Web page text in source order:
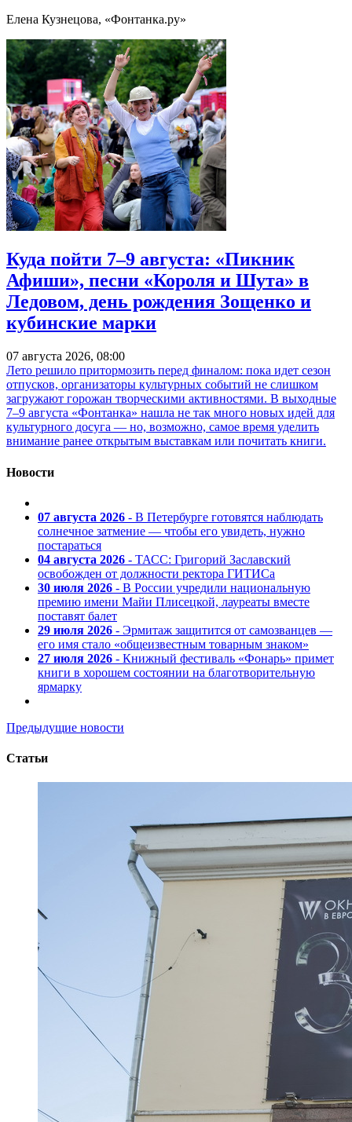
Елена Кузнецова, «Фонтанка.ру»
Куда пойти 7–9 августа: «Пикник
Афиши», песни «Короля и Шута» в
Ледовом, день рождения Зощенко и
кубинские марки
07 августа 2026, 08:00
Лето решило притормозить перед финалом: пока идет сезон
отпусков, организаторы культурных событий не слишком
загружают горожан творческими активностями. В выходные
7–9 августа «Фонтанка» нашла не так много новых идей для
культурного досуга — но, возможно, самое время уделить
внимание ранее открытым выставкам или почитать книги.
Новости
07 августа 2026 - В Петербурге готовятся наблюдать
солнечное затмение — чтобы его увидеть, нужно
постараться
04 августа 2026 - ТАСС: Григорий Заславский
освобожден от должности ректора ГИТИСа
30 июля 2026 - В России учредили национальную
премию имени Майи Плисецкой, лауреаты вместе
поставят балет
29 июля 2026 - Эрмитаж защитится от самозванцев —
его имя стало «общеизвестным товарным знаком»
27 июля 2026 - Книжный фестиваль «Фонарь» примет
книги в хорошем состоянии на благотворительную
ярмарку
Предыдущие новости
Статьи